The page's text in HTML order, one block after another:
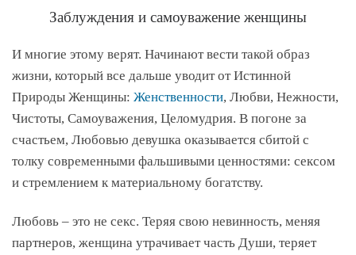
Заблуждения и самоуважение женщины
И многие этому верят. Начинают вести такой образ
жизни, который все дальше уводит от Истинной
Природы Женщины: Женственности, Любви, Нежности,
Чистоты, Самоуважения, Целомудрия. В погоне за
счастьем, Любовью девушка оказывается сбитой с
толку современными фальшивыми ценностями: сексом
и стремлением к материальному богатству.
Любовь – это не секс. Теряя свою невинность, меняя
партнеров, женщина утрачивает часть Души, теряет